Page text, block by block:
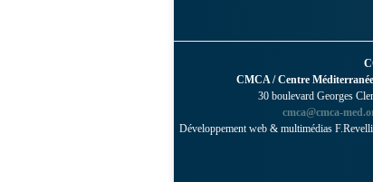
CMCA / Centre
30 boulevard Georges
cmca@cmca-
Développement web & multimédias